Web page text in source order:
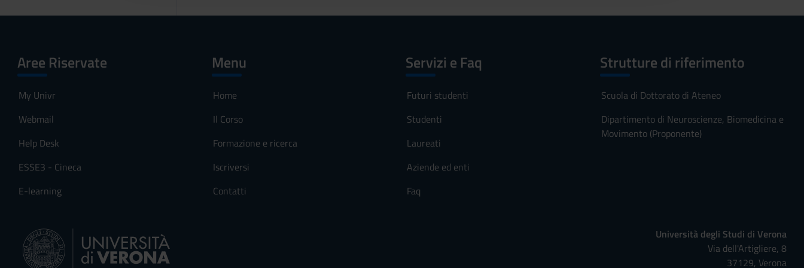
Aree Riservate
My Univr
Webmail
Help Desk
ESSE3 - Cineca
E-learning
Menu
Home
Il Corso
Formazione e ricerca
Iscriversi
Contatti
Servizi e Faq
Futuri studenti
Studenti
Laureati
Aziende ed enti
Faq
Strutture di riferimento
Scuola di Dottorato di Ateneo
Dipartimento di Neuroscienze, Biomedicina e
Movimento (Proponente)
Università degli Studi di Verona
Via dell'Artigliere, 8
37129, Verona